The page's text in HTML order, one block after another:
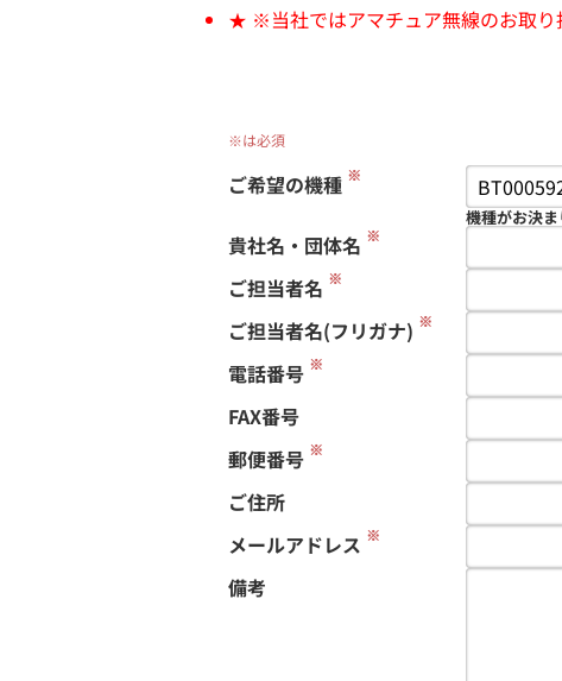
※当社ではアマチュア無線のお取り
※は必須
ご希望の機種 ※
機種がお決
貴社名・団体名 ※
ご担当者名 ※
ご担当者名(フリガナ) ※
電話番号 ※
FAX番号
郵便番号 ※
ご住所
メールアドレス ※
備考